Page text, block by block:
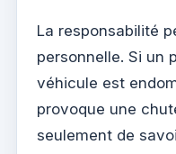
La responsabilité
personnelle. Si un
véhicule est
provoque une
seulement de